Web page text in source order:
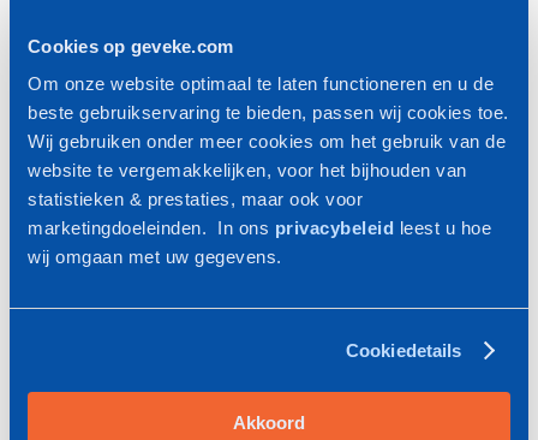
Cookies op geveke.com
Om onze website optimaal te laten functioneren en u de
beste gebruikservaring te bieden, passen wij cookies toe.
Wij gebruiken onder meer cookies om het gebruik van de
website te vergemakkelijken, voor het bijhouden van
statistieken & prestaties, maar ook voor
marketingdoeleinden. In ons privacybeleid leest u hoe
wij omgaan met uw gegevens.
Cookiedetails
Akkoord
het gebruik van perlsucht in de voedingsindustrie?
Ook bij het gebruik van olievrije compressoren?U
leest het in de infographic.
Metaalindustrie
Kunststof & Rubberindustrie
Chemische en Petrochemische industrie